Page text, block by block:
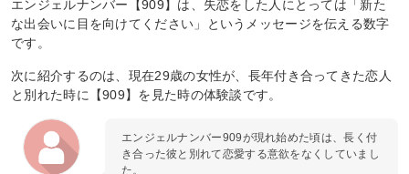
エンジェルナンバー【909】は、失恋をした人にとっては「新た
な出会いに目を向けてください」というメッセージを伝える数字
です。
次に紹介するのは、現在29歳の女性が、長年付き合ってきた恋人
と別れた時に【909】を見た時の体験談です。
エンジェルナンバー909が現れ始めた頃は、長く付
き合った彼と別れて恋愛する意欲をなくしていまし
た。